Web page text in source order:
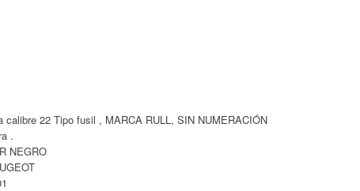
calibre 22 Tipo fusil , MARCA RULL, SIN NUMERACIÓN
.
NEGRO